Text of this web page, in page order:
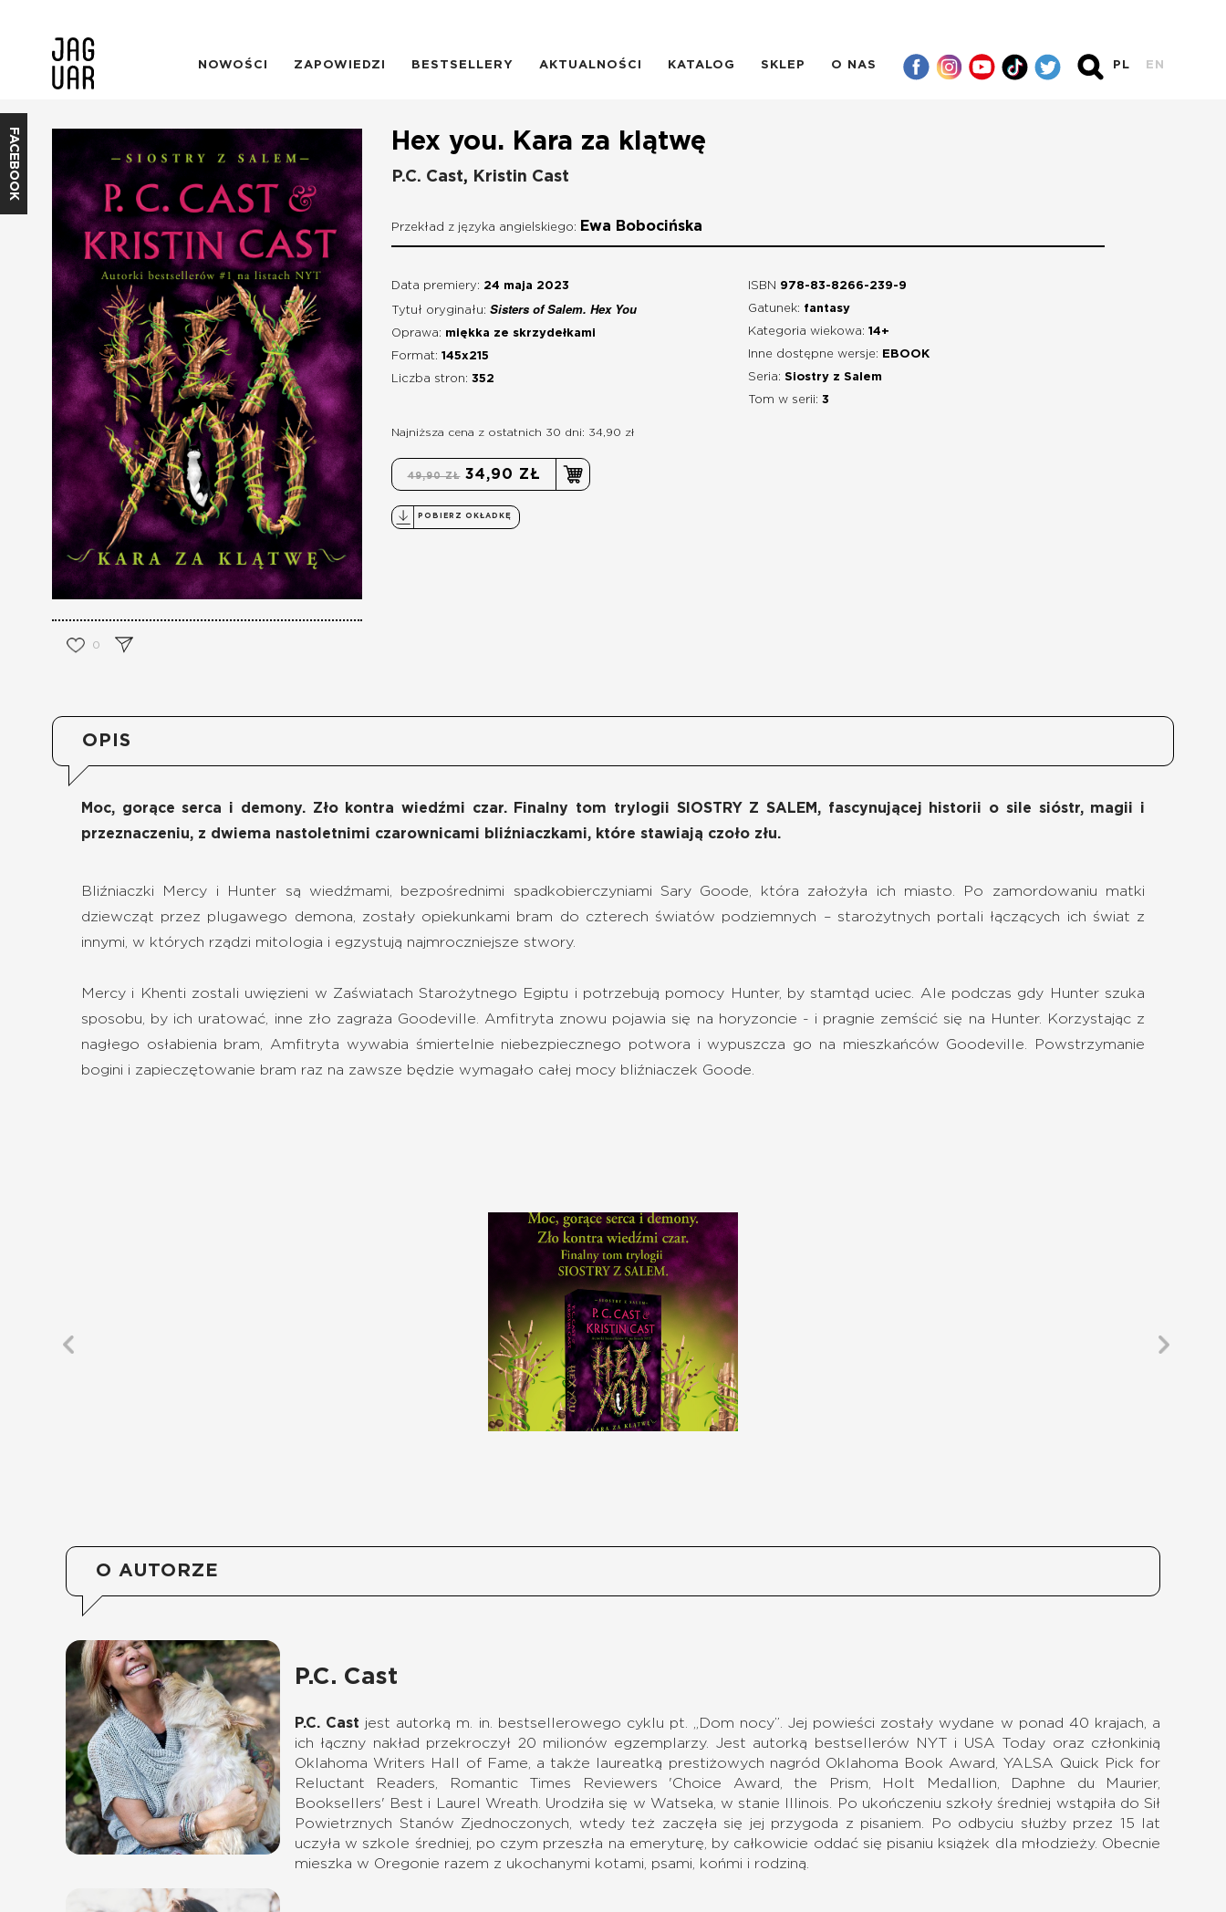
NOWOŚCI ZAPOWIEDZI BESTSELLERY AKTUALNOŚCI KATALOG SKLEP O NAS PL EN
FACEBOOK
0
Hex you. Kara za klątwę
P.C. Cast, Kristin Cast
Przekład z języka angielskiego: Ewa Bobocińska
Data premiery: 24 maja 2023
Tytuł oryginału: Sisters of Salem. Hex You
Oprawa: miękka ze skrzydełkami
Format: 145x215
Liczba stron: 352
ISBN 978-83-8266-239-9
Gatunek: fantasy
Kategoria wiekowa: 14+
Inne dostępne wersje:
EBOOK
Seria: Siostry z Salem
Tom w serii: 3
Najniższa cena z ostatnich 30 dni: 34,90 zł
49,90 ZŁ 34,90 ZŁ
POBIERZ OKŁADKĘ
OPIS
Moc, gorące serca i demony. Zło kontra wiedźmi czar. Finalny tom trylogii SIOSTRY Z SALEM, fascynującej historii o sile sióstr, magii i
przeznaczeniu, z dwiema nastoletnimi czarownicami bliźniaczkami, które stawiają czoło złu.
Bliźniaczki Mercy i Hunter są wiedźmami, bezpośrednimi spadkobierczyniami Sary Goode, która założyła ich miasto. Po zamordowaniu matki
dziewcząt przez plugawego demona, zostały opiekunkami bram do czterech światów podziemnych – starożytnych portali łączących ich świat z
innymi, w których rządzi mitologia i egzystują najmroczniejsze stwory.
Mercy i Khenti zostali uwięzieni w Zaświatach Starożytnego Egiptu i potrzebują pomocy Hunter, by stamtąd uciec. Ale podczas gdy Hunter szuka
sposobu, by ich uratować, inne zło zagraża Goodeville. Amfitryta znowu pojawia się na horyzoncie - i pragnie zemścić się na Hunter. Korzystając z
nagłego osłabienia bram, Amfitryta wywabia śmiertelnie niebezpiecznego potwora i wypuszcza go na mieszkańców Goodeville. Powstrzymanie
bogini i zapieczętowanie bram raz na zawsze będzie wymagało całej mocy bliźniaczek Goode.
O AUTORZE
P.C. Cast
P.C. Cast jest autorką m. in. bestsellerowego cyklu pt. „Dom nocy”. Jej powieści zostały wydane w ponad 40 krajach, a
ich łączny nakład przekroczył 20 milionów egzemplarzy. Jest autorką bestsellerów NYT i USA Today oraz członkinią
Oklahoma Writers Hall of Fame, a także laureatką prestiżowych nagród Oklahoma Book Award, YALSA Quick Pick for
Reluctant Readers, Romantic Times Reviewers 'Choice Award, the Prism, Holt Medallion, Daphne du Maurier,
Booksellers' Best i Laurel Wreath. Urodziła się w Watseka, w stanie Illinois. Po ukończeniu szkoły średniej wstąpiła do Sił
Powietrznych Stanów Zjednoczonych, wtedy też zaczęła się jej przygoda z pisaniem. Po odbyciu służby przez 15 lat
uczyła w szkole średniej, po czym przeszła na emeryturę, by całkowicie oddać się pisaniu książek dla młodzieży. Obecnie
mieszka w Oregonie razem z ukochanymi kotami, psami, końmi i rodziną.